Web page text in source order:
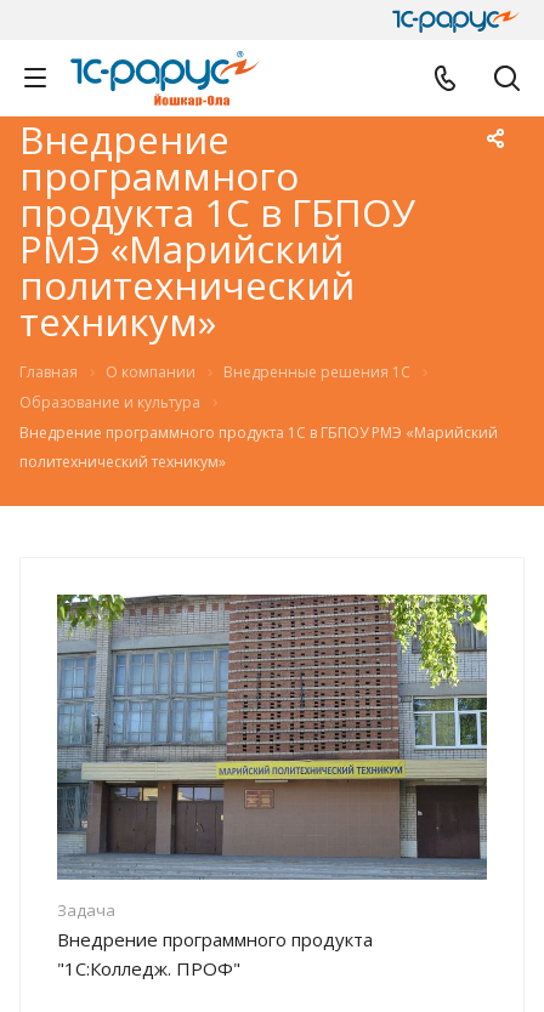
Внедрение
программного
продукта 1С в ГБПОУ
РМЭ «Марийский
политехнический
техникум»
Главная О компании
Внедренные решения 1С
Образование и культура
Внедрение программного продукта 1С в ГБПОУ РМЭ «Марийский
политехнический техникум»
Задача
Внедрение программного продукта
"1С:Колледж. ПРОФ"